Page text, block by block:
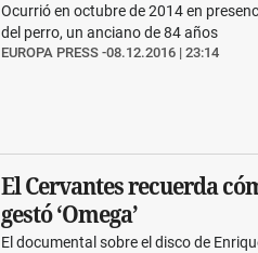
EUROPA PRESS 08.12.2016 | 23:14
Ocurrió en octubre de 2014 en
del perro, un anciano de 84 años
El Cervantes recuerda
gestó ‘Omega’
El documental sobre el disco de